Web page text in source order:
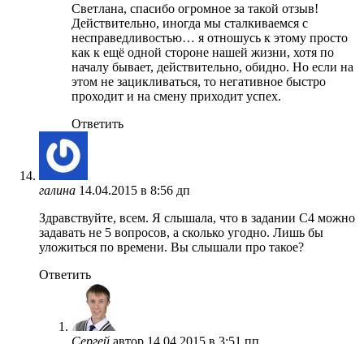
Светлана, спасибо огромное за такой отзыв!
Действительно, иногда мы сталкиваемся с
несправедливостью… я отношусь к этому просто
как к ещё одной стороне нашей жизни, хотя по
началу бывает, действительно, обидно. Но если на
этом не зацикливаться, то негативное быстро
проходит и на смену приходит успех.
Ответить
галина 14.04.2015 в 8:56 дп
Здравствуйте, всем. Я слышала, что в задании С4 можно
задавать не 5 вопросов, а сколько угодно. Лишь бы
уложиться по времени. Вы слышали про такое?
Ответить
Сергей автор 14.04.2015 в 3:51 пп